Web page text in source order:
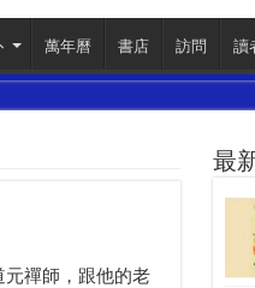
萬年曆 書店 訪問 讀
禪師，跟他的老
最